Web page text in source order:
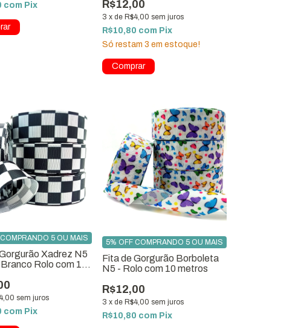
com Pix R$12,00
3 x de R$4,00 sem juros
R$10,80 com Pix
Só restam 3 em estoque!
Comprar
Xadrez N5
Rolo com 10
sem juros
5 OU MAIS
com Pix
Fita de Gorgurão Borboleta
N5 - Rolo com 10 metros
R$12,00
3 x de R$4,00 sem juros
5% OFF COMPRANDO 5 OU MAIS
R$10,80 com Pix